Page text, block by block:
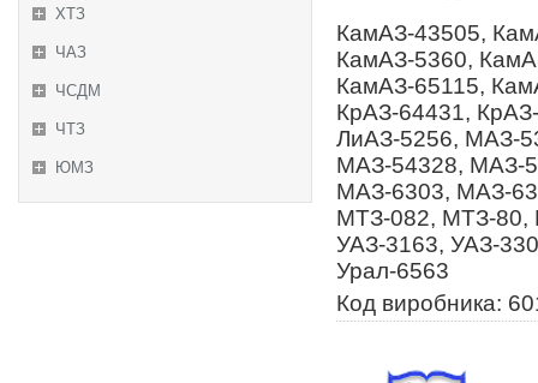
ХТЗ
ЧАЗ
ЧСДМ
ЧТЗ
ЮМЗ
КамАЗ-43505,
КамАЗ-5360,
КамАЗ-65115,
КрАЗ-64431,
ЛиАЗ-5256, МАЗ-
МАЗ-54328, МАЗ-
МАЗ-6303, МАЗ-
МТЗ-082, МТЗ-80,
УАЗ-3163, УАЗ-
Урал-6563
Код виробника: